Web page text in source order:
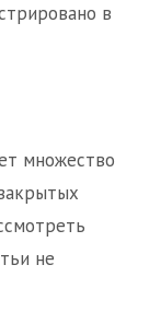
в
множество
не